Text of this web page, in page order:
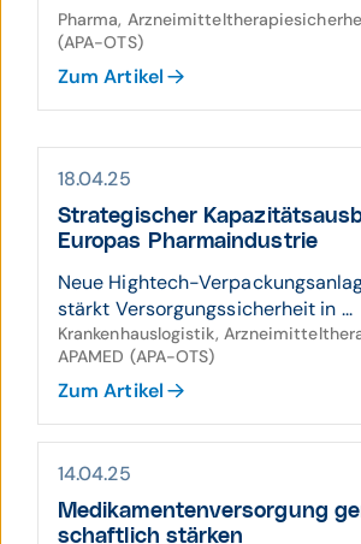
Pharma,
(APA-OTS)
Zum Artikel
18.04.25
Strate­gischer
Europas Pharma­industrie
Neue Hightech-
stärkt Versorgungssicherheit in ...
Krankenhauslogistik,
APAMED (APA-OTS)
Zum Artikel
14.04.25
Medikamenten­ver­sorgung
schaftlich stärken